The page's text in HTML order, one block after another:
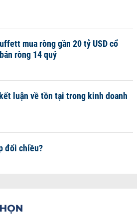
mua ròng gần 20 tỷ USD cổ
ròng 14 quý
luận về tồn tại trong kinh doanh
đổi chiều?